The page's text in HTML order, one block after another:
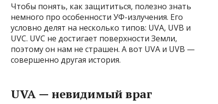
Чтобы понять, как защититься, полезно знать
немного про особенности УФ-излучения. Его
условно делят на несколько типов: UVA, UVB и
UVC. UVC не достигает поверхности Земли,
поэтому он нам не страшен. А вот UVA и UVB —
совершенно другая история.
UVA — невидимый враг